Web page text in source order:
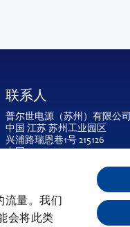
流量。我们
会将此类
联系人
普尔世电源（苏州）有限公司
中国 江苏 苏州工业园区
兴浦路瑞恩巷1号 215126
info-cn@pulspower.com